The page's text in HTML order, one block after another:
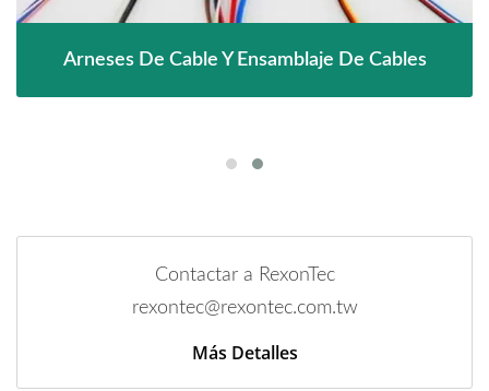
Arneses De Cable Y Ensamblaje De Cables
Contactar a RexonTec
rexontec@rexontec.com.tw
Más Detalles